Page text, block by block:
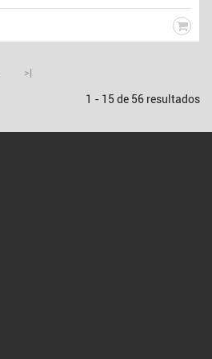
>|
1 - 15 de 56 resultados